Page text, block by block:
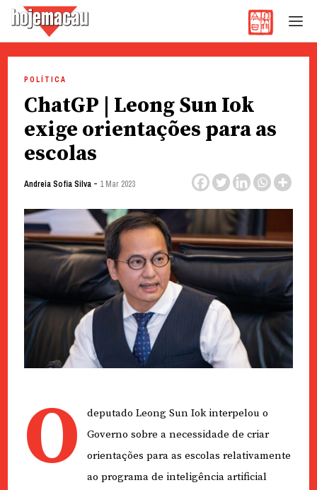
content
POLÍTICA
ChatGP | Leong Sun Iok
exige orientações para as
escolas
Andreia Sofia Silva- 1 Mar 2023
O
deputado Leong Sun Iok interpelou o
Governo sobre a necessidade de criar
orientações para as escolas relativamente
ao programa de inteligência artificial